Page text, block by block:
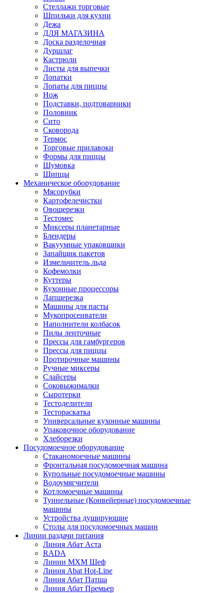
Стеллажи торговые
Шпильки для кухни
Дежа
ДЛЯ МАГАЗИНА
Доска разделочная
Дуршлаг
Кастрюли
Листы для выпечки
Лопатки
Лопаты для пиццы
Нож
Подставки, подтоварники
Половник
Сито
Сковорода
Термос
Торговые прилавоки
Формы для пиццы
Шумовка
Щипцы
Механическое оборудование
Мясорубки
Картофелечистки
Овощерезки
Тестомес
Миксеры планетарные
Блендеры
Вакуумные упаковщики
Запайщик пакетов
Измельчитель льда
Кофемолки
Куттеры
Кухонные процессоры
Лапшерезка
Машины для пасты
Мукопросеиватели
Наполнители колбасок
Пилы ленточные
Прессы для гамбургеров
Прессы для пиццы
Протирочные машины
Ручные миксеры
Слайсеры
Соковыжималки
Сыротерки
Тестоделители
Тестораскатка
Универсальные кухонные машины
Упаковочное оборудование
Хлеборезки
Посудомоечное оборудование
Стаканомоечные машины
Фронтальная посудомоечная машина
Купольные посудомоечные машины
Водоумягчители
Котломоечные машины
Туннельные (Конвейерные) посудомоечные
машины
Устройства душирующие
Столы для посудомоечных машин
Линии раздачи питания
Линия Абат Аста
RADA
Линии МХМ Шеф
Линия Abat Hot-Line
Линия Абат Патша
Линия Абат Премьер